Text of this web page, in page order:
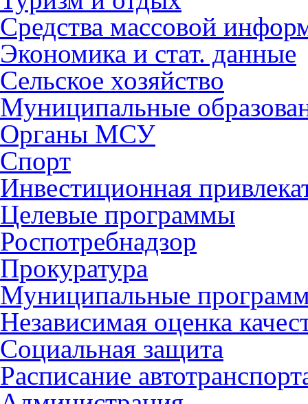
Средства массовой
Экономика и стат. данные
Сельское хозяйство
Муниципальные
Органы МСУ
Спорт
Инвестиционная
Целевые программы
Роспотребнадзор
Прокуратура
Муниципальные
Независимая оценка
Социальная защита
Расписание